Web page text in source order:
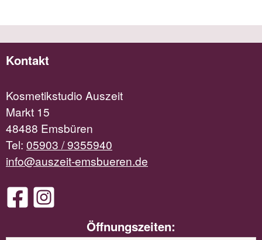
Kontakt
Kosmetikstudio Auszeit
Markt 15
48488 Emsbüren
Tel: 05903 / 9355940
info@auszeit-emsbueren.de
Öffnungszeiten: